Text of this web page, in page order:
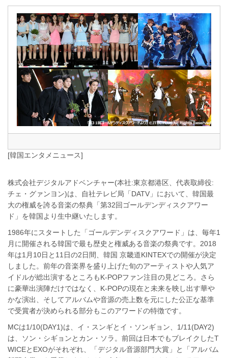
[韓国エンタメニュース]
株式会社デジタルアドベンチャー(本社:東京都港区、代表取締役:
チェ・グァンヨン)は、自社テレビ局「DATV」において、韓国最
大の権威を誇る音楽の祭典「第32回ゴールデンディスクアワー
ド」を韓国より生中継いたします。
1986年にスタートした「ゴールデンディスクアワード」は、毎年1
月に開催される韓国で最も歴史と権威ある音楽の祭典です。2018
年は1月10日と11日の2日間、韓国 京畿道KINTEXでの開催が決定
しました。前年の音楽界を盛り上げた旬のアーティストや人気ア
イドルが総出演するところもK-POPファン注目の見どころ。さら
に豪華出演陣だけではなく、K-POPの現在と未来を映し出す華や
かな演出、そしてアルバムや音源の売上数を元にした公正な基準
で受賞者が決められる部分もこのアワードの特徴です。
MCは1/10(DAY1)は、イ・スンギとイ・ソンギョン、1/11(DAY2)
は、ソン・シギョンとカン・ソラ。前回は日本でもブレイクしたT
WICEとEXOがそれぞれ、「デジタル音源部門大賞」と「アルバム